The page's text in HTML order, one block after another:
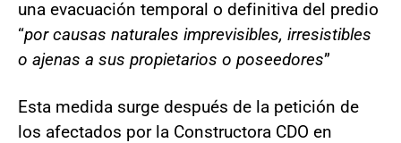
una evacuación temporal o definitiva del predio
“por causas naturales imprevisibles, irresistibles
o ajenas a sus propietarios o poseedores”
Esta medida surge después de la petición de
los afectados por la Constructora CDO en